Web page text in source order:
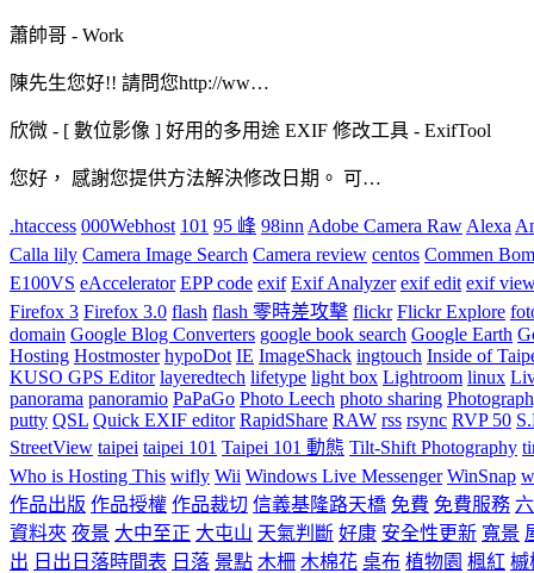
蕭帥哥 - Work
陳先生您好!! 請問您http://ww…
欣微 - [ 數位影像 ] 好用的多用途 EXIF 修改工具 - ExifTool
您好， 感謝您提供方法解決修改日期。 可…
.htaccess 000Webhost 101 95 峰 98inn Adobe Camera Raw Alexa
Calla lily Camera Image Search Camera review centos Commen
E100VS eAccelerator EPP code exif Exif Analyzer exif edit exif
Firefox 3 Firefox 3.0 flash flash 零時差攻擊 flickr Flickr Explore
domain Google Blog Converters google book search Google Earth
Hosting Hostmoster hypoDot IE ImageShack ingtouch Inside of
KUSO GPS Editor layeredtech lifetype light box Lightroom linux
panorama panoramio PaPaGo Photo Leech photo sharing
putty QSL Quick EXIF editor RapidShare RAW rss rsync RVP 50
StreetView taipei taipei 101 Taipei 101 動態 Tilt-Shift Photography
Who is Hosting This wifly Wii Windows Live Messenger WinSnap
作品出版 作品授權 作品裁切 信義基隆路天橋 免費 免費服務
資料夾 夜景 大中至正 大屯山 天氣判斷 好康 安全性更新 寬景
出 日出日落時間表 日落 景點 木柵 木棉花 桌布 植物園 楓紅 槭